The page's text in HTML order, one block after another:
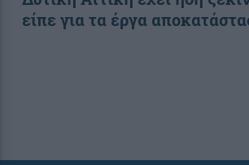
είπε για τα έργα